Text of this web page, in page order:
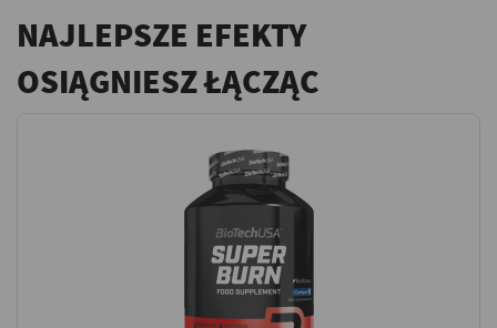
NAJLEPSZE EFEKTY
OSIĄGNIESZ ŁĄCZĄC